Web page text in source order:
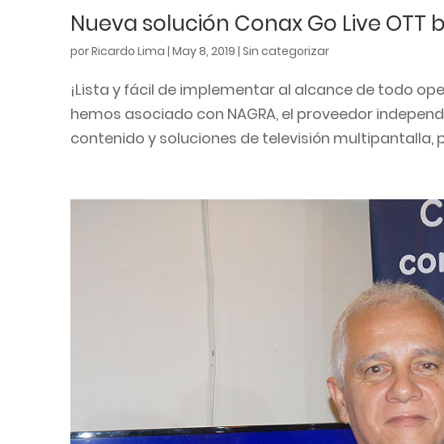
Nueva solución Conax Go Live OTT
porRicardo Lima | May 8, 2019 | Sin categorizar
¡Lista y fácil de implementar al alcance de todo
hemos asociado con NAGRA, el proveedor
contenido y soluciones de televisión multipantalla,